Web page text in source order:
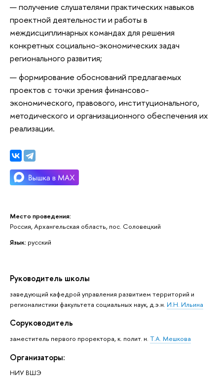
Место проведения:
Россия, Архангельская область, пос. Соловецкий
Язык: русский
Руководитель школы
заведующий кафедрой управления развитием территорий и
регионалистики факультета социальных наук, д.э.н. И.Н. Ильина
Соруководитель
заместитель первого проректора, к. полит. н. Т.А. Мешкова
Организаторы:
НИУ ВШЭ
получение слушателями практических навыков
проектной деятельности и работы в
междисциплинарных командах для решения
конкретных социально-экономических задач
регионального развития;
формирование обоснований предлагаемых
проектов с точки зрения финансово-
экономического, правового, институционального,
методического и организационного обеспечения их
реализации.